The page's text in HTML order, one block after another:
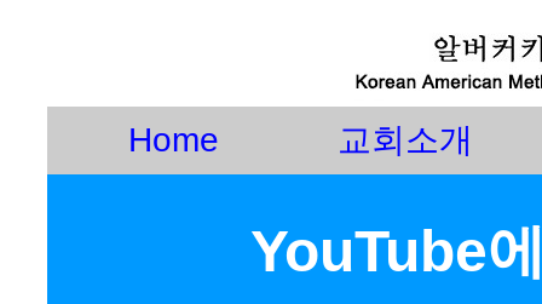
Home 교회소개
YouTube